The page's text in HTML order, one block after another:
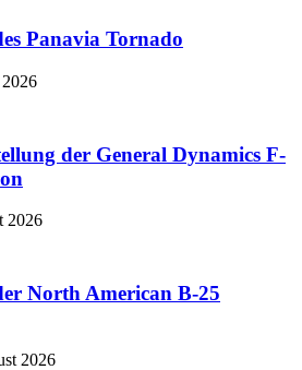
Panavia Tornado
der General Dynamics F-
2026
North American B-25
2026